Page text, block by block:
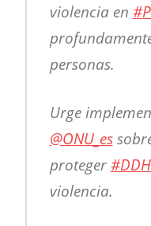
violencia en
personas.
Urge
@ONU_es
proteger
violencia.